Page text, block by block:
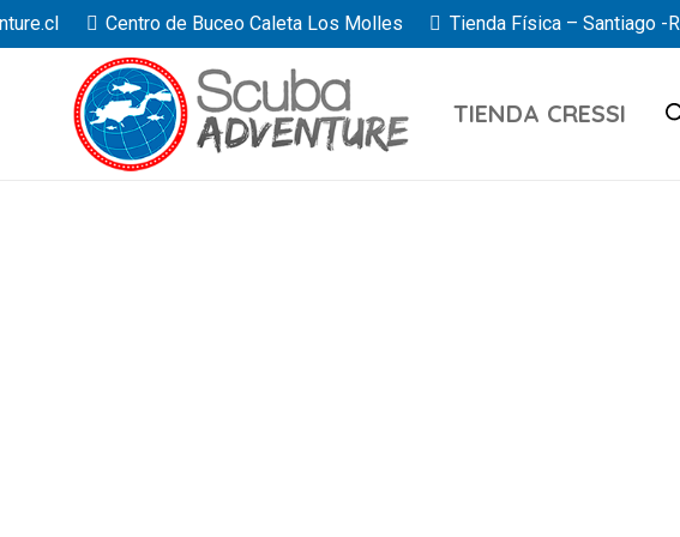
Centro de Buceo Caleta Los Molles Tienda Física – Santiago -
TIENDA CRESSI